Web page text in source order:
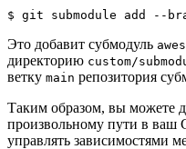
$ git submodule add --
Это добавит субмодуль
директорию custom/
ветку main репозитория
Таким образом, вы можете
произвольному пути в ваш
управлять зависимостями